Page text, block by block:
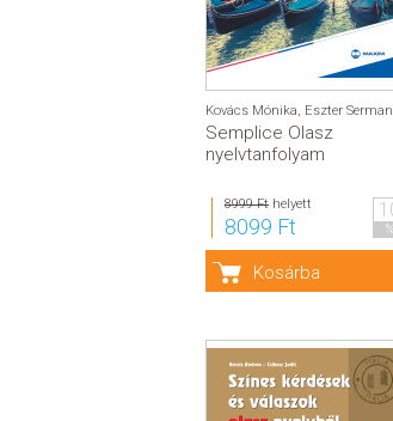
Kovács Mónika, Eszter
Semplice Olasz
nyelvtanfolyam
8999 Ft helyett
8099 Ft %
Kosárba